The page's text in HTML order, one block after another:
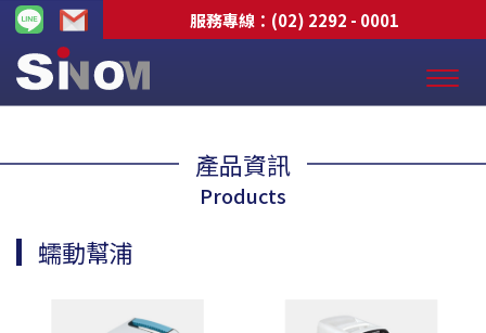
服務專線： (02) 2292 - 0001
產品資訊
Products
蠕動幫浦